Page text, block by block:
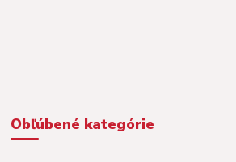
Obľúbené kategórie